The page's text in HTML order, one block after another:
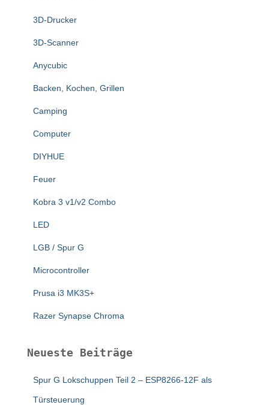
3D-Drucker
3D-Scanner
Anycubic
Backen, Kochen, Grillen
Camping
Computer
DIYHUE
Feuer
Kobra 3 v1/v2 Combo
LED
LGB / Spur G
Microcontroller
Prusa i3 MK3S+
Razer Synapse Chroma
Neueste Beiträge
Spur G Lokschuppen Teil 2 – ESP8266-12F als
Türsteuerung